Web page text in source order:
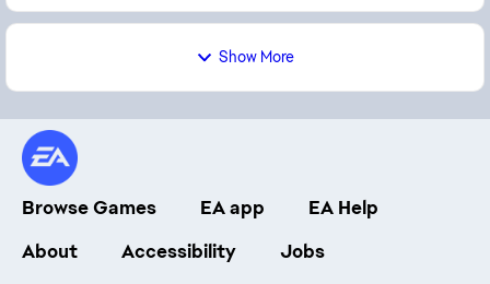
Show More
Browse Games EA app
EA Help
About
Accessibility Jobs